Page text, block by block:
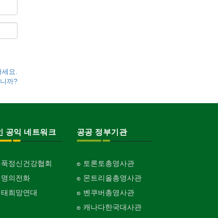
요.
까?
공익 네트워크
정신건강협회
의전화
희망연대
공공 정부기관
토론토총영사관
몬트리올총영사관
벤쿠버총영사관
캐나다한국대사관